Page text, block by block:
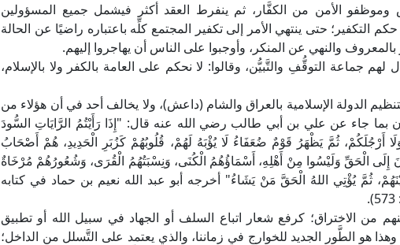
الأمن من الكفَّار، ثم ينفرط العقد أكثر فيشمل جميع المسؤولين
التكفير؛ حتى ينتهي الأمر إلى تكفير المجتمع كلِّه باعتباره راضيًا عن الحالة
بالمعروف والنهي عن المنكر، وأوجبوا على الناس أن يهاجروا إليهم.
جماعة التوقُّفِ والتَّبيُّن، وقالوا: لا نحكم على العامة بالكفر ولا بالإسلام،
الدولة الإسلامية بالعراق والشام (داعش)، ولا يخالف أحد في أن هؤلاء من
بما جاء عن علي بن أبي طالب رضي الله عنه قال: "إِذَا رَأَيْتُمُ الرَّايَاتِ السُّودَ
أَرْجُلَكُمْ، ثُمَّ يَظْهَرُ قَوْمٌ ضُعَفَاءُ لَا يُؤْبَهُ لَهُمْ، قُلُوبُهُمْ كَزُبَرِ الْحَدِيدِ، هُمْ أَصْحَابُ
إِلَى الْحَقِّ وَلَيْسُوا مِنْ أَهْلِهِ، أَسْمَاؤُهُمُ الْكُنَى، وَنِسْبَتُهُمُ الْقُرَى، وَشُعُورُهُمْ مُرْخَاةٌ
ثُمَّ يُؤْتِي اللهُ الْحَقَّ مَنْ يَشَاءُ" أخرجه أبو عبد الله نعيم بن حماد في كتابه
من الاختراق؛ كرفع شعار اتباع السلف أو الجهاد في سبيل الله أو تطبيق
وهذا هو الطَّور الجديد للخوارج في زماننا، والذي يعتمد على التَّسلل من الداخل؛